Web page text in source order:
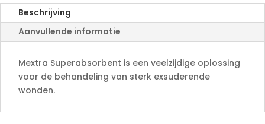
a
t
Beschrijving
Aanvullende informatie
Mextra Superabsorbent is een veelzijdige oplossing
voor de behandeling van sterk exsuderende
wonden.